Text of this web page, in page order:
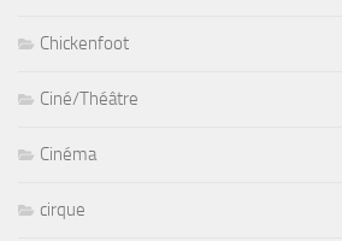
Chickenfoot
Ciné/Théâtre
Cinéma
cirque